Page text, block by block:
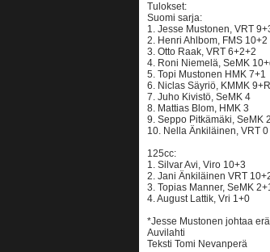
Tulokset:
Suomi sarja:
1. Jesse Mustonen, VRT
2. Henri Ahlbom, FMS 10+2
3. Otto Raak, VRT 6+2+2
4. Roni Niemelä, SeMK
5. Topi Mustonen HMK 7+1
6. Niclas Säyriö, KMMK 9+R
7. Juho Kivistö, SeMK 4
8. Mattias Blom, HMK 3
9. Seppo Pitkämäki, SeMK 2
10. Nella Änkiläinen, VRT 0
125cc:
1. Silvar Avi, Viro 10+3
2. Jani Änkiläinen VRT
3. Topias Manner, SeMK
4. August Lattik, Vri 1+0
*Jesse Mustonen johtaa
Auvilahti
Teksti Tomi Nevanperä